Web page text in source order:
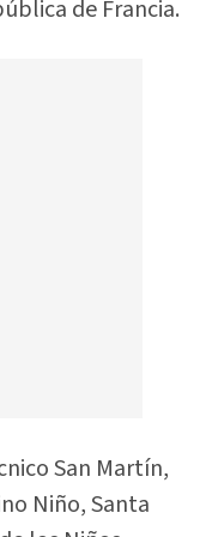
de Francia.
San Martín,
Niño, Santa